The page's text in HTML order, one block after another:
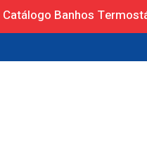
Catálogo Banhos